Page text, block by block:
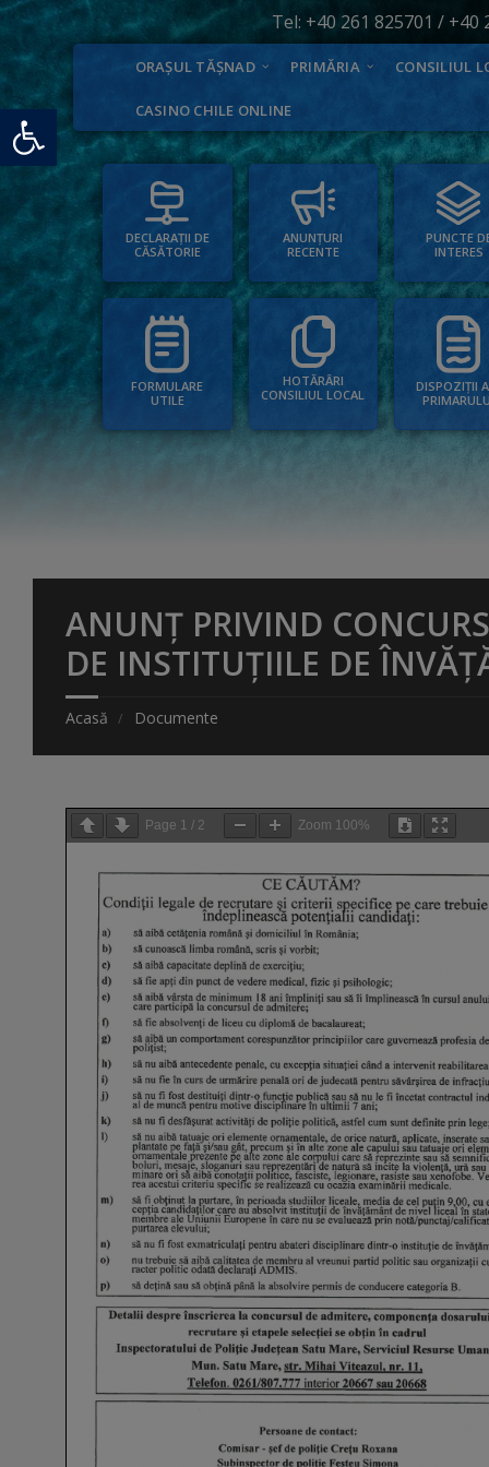
Deschide bara de unelte
Tel: +40 261 825701 / +40
ORAȘUL TĂȘNAD PRIMĂRIA CONSILIUL
CASINO CHILE ONLINE
DECLARAȚII DE
CĂSĂTORIE
ANUNȚURI
RECENTE
PUNCTE
INTERES
FORMULARE
UTILE
HOTĂRÂRI
CONSILIUL LOCAL
DISPOZIȚII
ANUNȚ PRIVIND
DE INSTITUȚIILE DE
Acasă Documente
Page 1 / 2 Zoom 100%